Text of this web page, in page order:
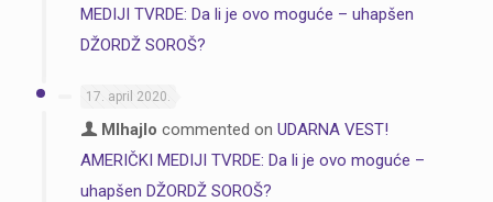
MEDIJI TVRDE: Da li je ovo moguće – uhapšen
DŽORDŽ SOROŠ?
17. april 2020.
MIhajlo commented on UDARNA VEST!
AMERIČKI MEDIJI TVRDE: Da li je ovo moguće –
uhapšen DŽORDŽ SOROŠ?